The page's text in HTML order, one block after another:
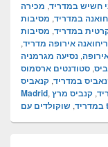
חשיש במדריד, מכירה
במדריד, מסיבות
במדריד, מסיבות
אירופה מדריד,
, נסיעה מגרמניה
, סטודנטים ארסמוס
במדריד, קנאביס connaiserie
Madrid, , קנביס מרץ
במדריד,